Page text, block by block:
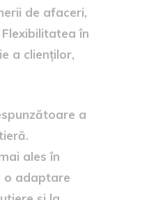
de afaceri,
în
a clienților,
a
ales în
o adaptare